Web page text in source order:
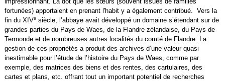
fortunées) apportaient en prenant l'habit y a également contribué. Vers la
fin du XIVesiècle, l’abbaye avait développé un domaine s’étendant sur de
grandes parties du Pays de Waes, de la Flandre zélandaise, du Pays de
Termonde et de nombreuses autres localités du comté de Flandre. La
gestion de ces propriétés a produit des archives d’une valeur quasi
inestimable pour l’étude de l’histoire du Pays de Waes, comme par
exemple, des matrices des biens et des rentes, des cartulaires, des
cartes et plans, etc. offrant tout un important potentiel de recherches